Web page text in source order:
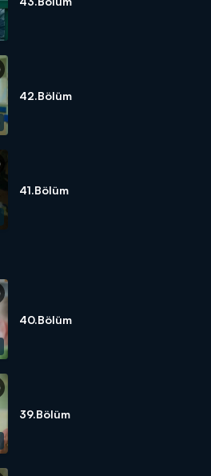
42.Bölüm
41.Bölüm
40.Bölüm
39.Bölüm